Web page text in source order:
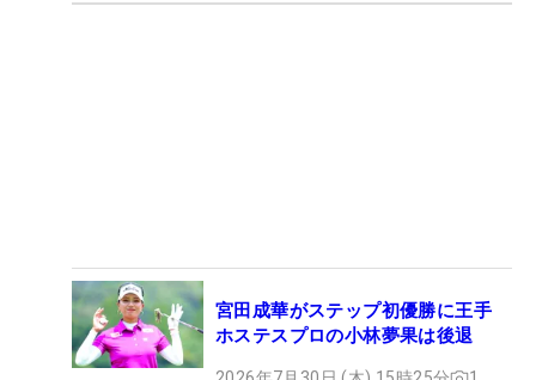
宮田成華がステップ初優勝に王手
ホステスプロの小林夢果は後退